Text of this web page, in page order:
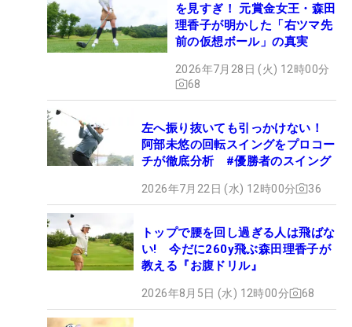
を見すぎ！ 元賞金女王・森田
理香子が明かした「右ツマ先
前の仮想ボール」の真実
2026年7月28日 (火) 12時00分
68
左へ振り抜いても引っかけない！
阿部未悠の回転スイングをプロコー
チが徹底分析 #優勝者のスイング
2026年7月22日 (水) 12時00分 36
トップで腰を回し過ぎる人は飛ばな
い! 今だに260y飛ぶ森田理香子が
教える『お腹ドリル』
2026年8月5日 (水) 12時00分 68